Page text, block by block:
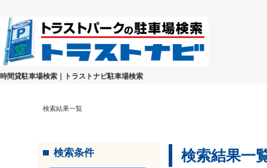
時間貸駐車場検索｜トラストナビ駐車場検索
検索結果一覧
検索条件 検索結果一